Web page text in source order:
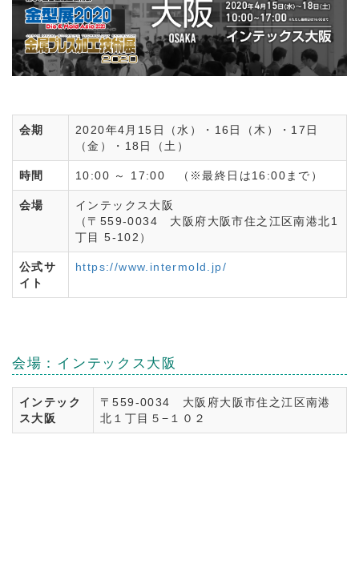
会期
2020年4月15日（水）・16日（木）・17日
（金）・18日（土）
時間 10:00 ～ 17:00 （※最終日は16:00まで）
会場
インテックス大阪
（〒559-0034 大阪府大阪市住之江区南港北1
丁目 5-102）
公式サ
イト
https://www.intermold.jp/
会場：インテックス大阪
インテック
ス大阪
〒559-0034 大阪府大阪市住之江区南港
北１丁目５−１０２